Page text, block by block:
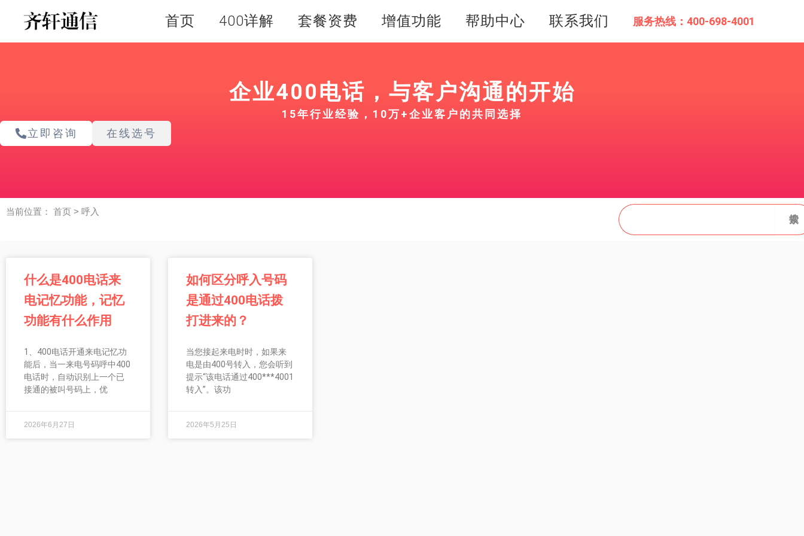
内
首页 400详解 套餐资费 增值功能 帮助中心 联系我们 服务热线：400-698-4001
企业400电话，与客户沟通的开始
15年行业经验，10万+企业客户的共同选择
立即咨询
在线选号
当前位置： 首页 > 呼入
搜
索
搜索
什么是400电话来
电记忆功能，记忆
功能有什么作用
1、400电话开通来电记忆功
能后，当一来电号码呼中400
电话时，自动识别上一个已
接通的被叫号码上，优
2026年6月27日
如何区分呼入号码
是通过400电话拨
打进来的？
当您接起来电时时，如果来
电是由400号转入，您会听到
提示“该电话通过400***4001
转入”。该功
2026年5月25日